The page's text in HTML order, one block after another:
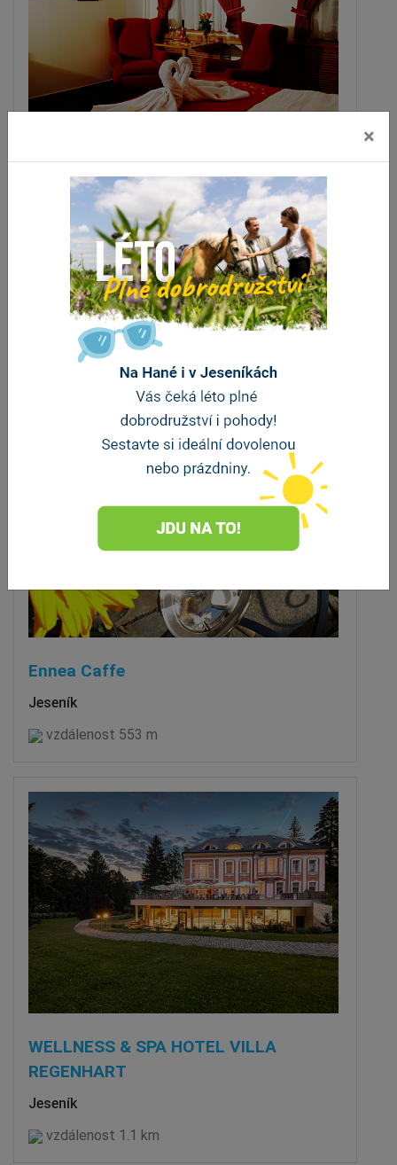
Hotel SLOVAN
vzdálenost 723 m
ZOBRAZIT DALŠÍ
Stravování
Ennea Caffe
Jeseník
vzdálenost 553 m
WELLNESS & SPA HOTEL VILLA
REGENHART
Jeseník
vzdálenost 1.1 km
×